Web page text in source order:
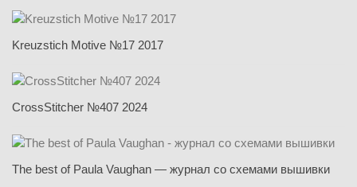
Kreuzstich Motive №17 2017
CrossStitcher №407 2024
The best of Paula Vaughan — журнал со схемами вышивки